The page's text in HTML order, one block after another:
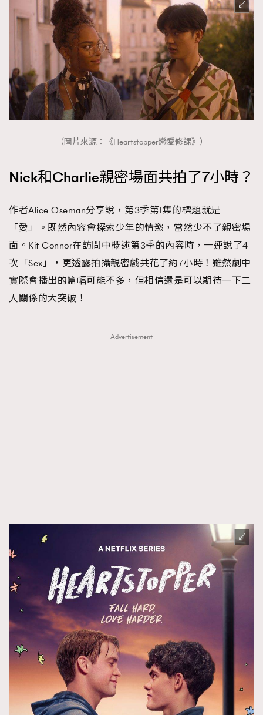
TRENDING
AFrenchMind
DressLikeAParisienne
EmpowerF
FashionWeek FigaroAesthetic
（圖片來源：《Heartstopper戀愛修課》）
Nick和Charlie親密場面共拍了7小時？
作者Alice Oseman分享說，第3季第1集的標題就是
「愛」。既然內容會探索少年的情慾，當然少不了親密場
面。Kit Connor在訪問中概述第3季的內容時，一連說了4
次「Sex」，更透露拍攝親密戲共花了約7小時！雖然劇中
實際會播出的篇幅可能不多，但相信還是可以期待一下二
人關係的大突破！
Advertisement